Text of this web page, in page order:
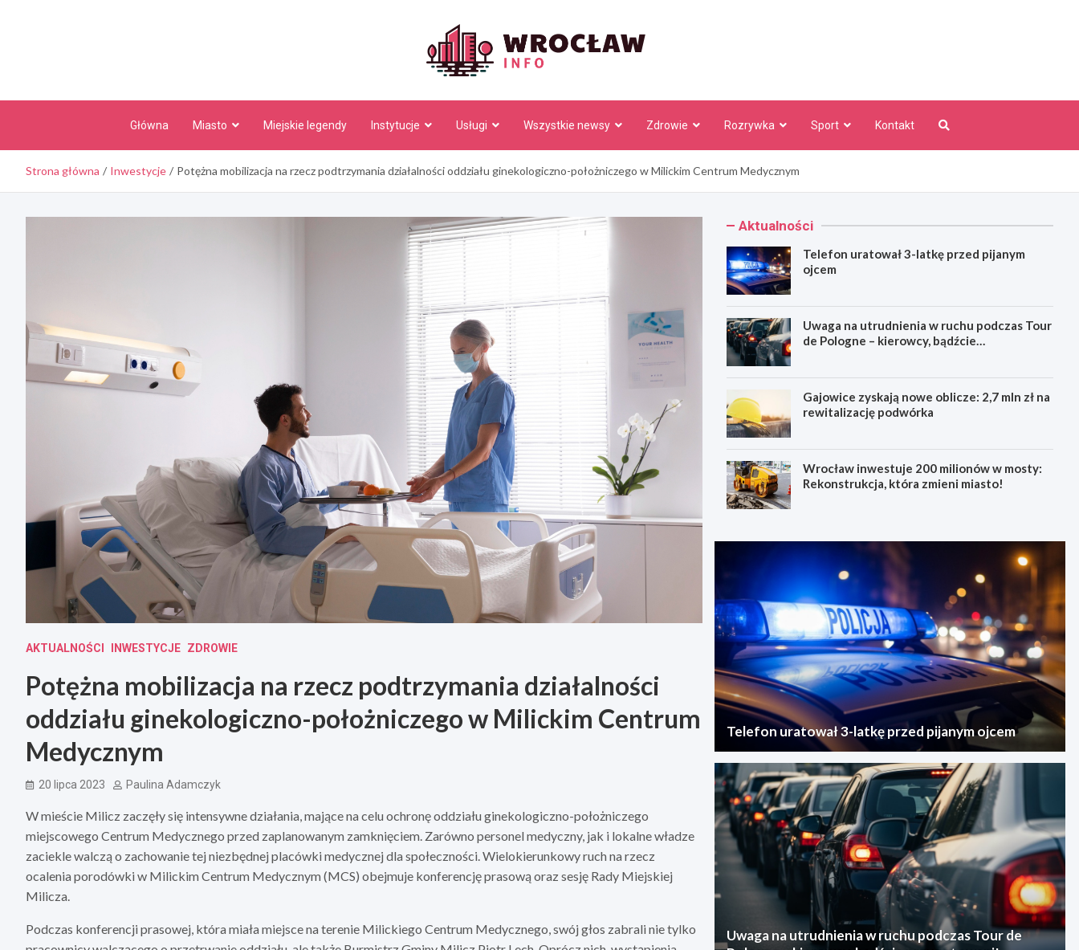
Główna Miasto Miejskie legendy Instytucje Usługi Wszystkie newsy Zdrowie Rozrywka Sport Kontakt
Strona główna Inwestycje Potężna mobilizacja na rzecz podtrzymania działalności oddziału ginekologiczno-położniczego w Milickim Centrum Medycznym
AKTUALNOŚCI INWESTYCJE ZDROWIE
Potężna mobilizacja na rzecz podtrzymania działalności
oddziału ginekologiczno-położniczego w Milickim Centrum
Medycznym
20 lipca 2023 Paulina Adamczyk
W mieście Milicz zaczęły się intensywne działania, mające na celu ochronę oddziału ginekologiczno-położniczego
miejscowego Centrum Medycznego przed zaplanowanym zamknięciem. Zarówno personel medyczny, jak i lokalne władze
zaciekle walczą o zachowanie tej niezbędnej placówki medycznej dla społeczności. Wielokierunkowy ruch na rzecz
ocalenia porodówki w Milickim Centrum Medycznym (MCS) obejmuje konferencję prasową oraz sesję Rady Miejskiej
Milicza.
Podczas konferencji prasowej, która miała miejsce na terenie Milickiego Centrum Medycznego, swój głos zabrali nie tylko
Aktualności
Telefon uratował 3-latkę przed pijanym
ojcem
Uwaga na utrudnienia w ruchu podczas Tour
de Pologne – kierowcy, bądźcie
Gajowice zyskają nowe oblicze: 2,7 mln zł na
rewitalizację podwórka
Wrocław inwestuje 200 milionów w mosty:
Rekonstrukcja, która zmieni miasto!
Telefon uratował 3-latkę przed pijanym ojcem
Uwaga na utrudnienia w ruchu podczas Tour de